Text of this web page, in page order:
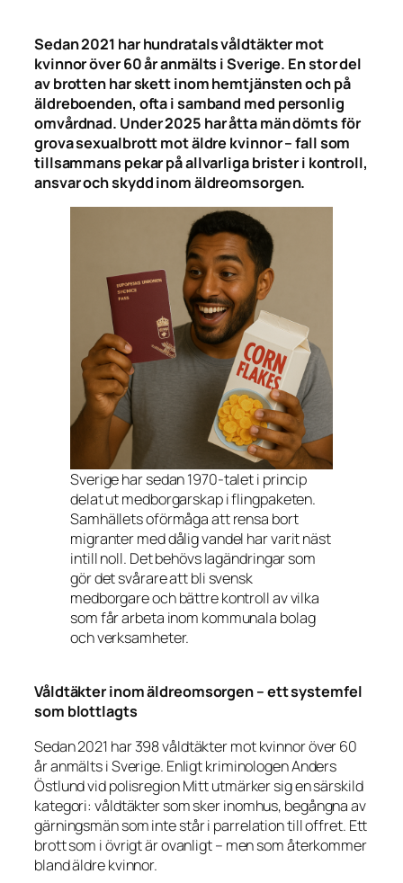
Sedan 2021 har hundratals våldtäkter mot
kvinnor över 60 år anmälts i Sverige. En stor del
av brotten har skett inom hemtjänsten och på
äldreboenden, ofta i samband med personlig
omvårdnad. Under 2025 har åtta män dömts för
grova sexualbrott mot äldre kvinnor – fall som
tillsammans pekar på allvarliga brister i kontroll,
ansvar och skydd inom äldreomsorgen.
Sverige har sedan 1970-talet i princip
delat ut medborgarskap i flingpaketen.
Samhällets oförmåga att rensa bort
migranter med dålig vandel har varit näst
intill noll. Det behövs lagändringar som
gör det svårare att bli svensk
medborgare och bättre kontroll av vilka
som får arbeta inom kommunala bolag
och verksamheter.
Våldtäkter inom äldreomsorgen – ett systemfel
som blottlagts
Sedan 2021 har 398 våldtäkter mot kvinnor över 60
år anmälts i Sverige. Enligt kriminologen Anders
Östlund vid polisregion Mitt utmärker sig en särskild
kategori: våldtäkter som sker inomhus, begångna av
gärningsmän som inte står i parrelation till offret. Ett
brott som i övrigt är ovanligt – men som återkommer
bland äldre kvinnor.